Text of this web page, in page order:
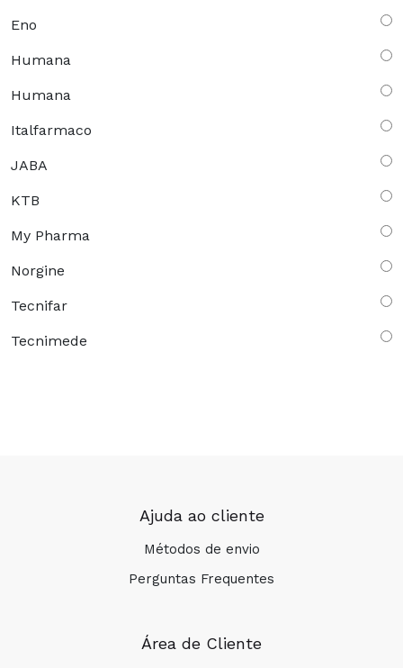
Eno
Humana
Humana
Italfarmaco
JABA
KTB
My Pharma
Norgine
Tecnifar
Tecnimede
Ajuda ao cliente
Métodos de envio
Perguntas Frequentes
Área de Cliente